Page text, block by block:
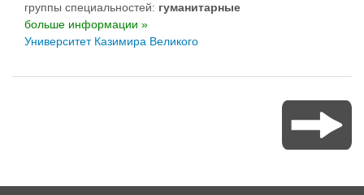
группы специальностей: гуманитарные
больше информации »
Университет Казимира Великого